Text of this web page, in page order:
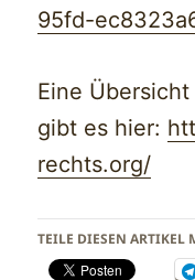
95fd-
Eine
gibt es hier:
rechts.org/
TEILE DIESEN ARTIKEL